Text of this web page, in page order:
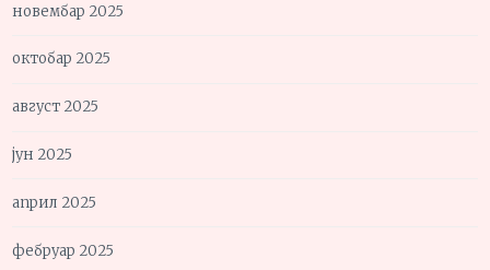
новембар 2025
октобар 2025
август 2025
јун 2025
април 2025
фебруар 2025